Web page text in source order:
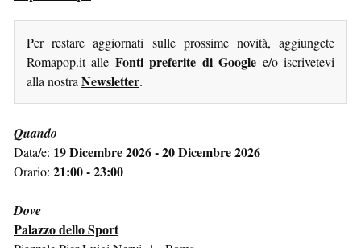
Per restare aggiornati sulle prossime novità, aggiungete
Romapop.it alle Fonti preferite di Google e/o iscrivetevi
alla nostra Newsletter.
Quando
Data/e: 19 Dicembre 2026 - 20 Dicembre 2026
Orario: 21:00 - 23:00
Dove
Palazzo dello Sport